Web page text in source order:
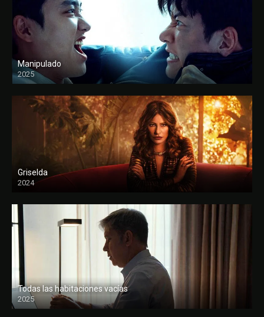
Manipulado
2025
Griselda
2024
Todas las habitaciones vacías
2025
FULL HD